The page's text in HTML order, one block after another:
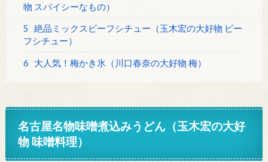
物 スパイシーなもの）
5
絶品ミックスビーフシチュー（玉木宏の大好物 ビー
フシチュー）
6 大人気！梅かき氷（川口春奈の大好物 梅）
名古屋名物味噌煮込みうどん（玉木宏の大好
物 味噌料理）